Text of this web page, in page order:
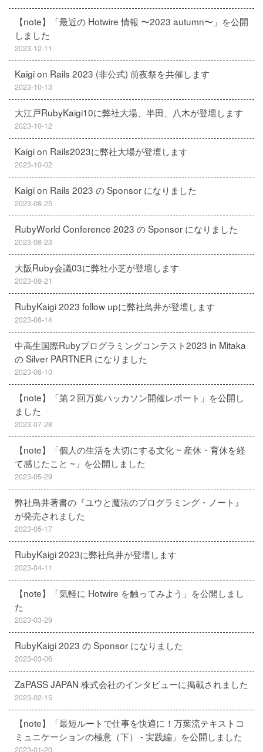
【note】「最近の Hotwire 情報 〜2023 autumn〜」を公開
しました
2023-12-11
Kaigi on Rails 2023 (非公式) 前夜祭を共催します
2023-10-13
大江戸RubyKaigi10に弊社大場、半田、八木が登壇します
2023-10-12
Kaigi on Rails2023に弊社大場が登壇します
2023-10-02
Kaigi on Rails 2023 の Sponsor になりました
2023-08-25
RubyWorld Conference 2023 の Sponsor になりました
2023-08-23
大阪Ruby会議03に弊社小芝が登壇します
2023-08-21
RubyKaigi 2023 follow upに弊社鳥井が登壇します
2023-08-14
中高生国際Rubyプログラミングコンテスト2023 in Mitaka
の Silver PARTNER になりました
2023-08-10
【note】「第２回万葉ハッカソン開催レポート」を公開し
ました
2023-07-28
【note】「個人の生活を大切にする文化 ~ 産休・育休を経
て感じたこと ~」を公開しました
2023-05-29
弊社鳥井著書の『ユウと魔法のプログラミング・ノート』
が発売されました
2023-05-17
RubyKaigi 2023に弊社鳥井が登壇します
2023-04-11
【note】「気軽に Hotwire を触ってみよう」を公開しまし
た
2023-03-29
RubyKaigi 2023 の Sponsor になりました
2023-03-06
ZaPASS JAPAN 株式会社のインタビューに掲載されました
2023-02-15
【note】「最短ルートで仕事を快適に！万葉流テキストコ
ミュニケーションの極意（下） - 実践編」を公開しました
2023-01-20